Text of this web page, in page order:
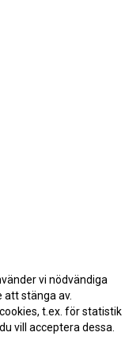
vi nödvändiga
att stänga av.
t.ex. för statistik
vill acceptera dessa.